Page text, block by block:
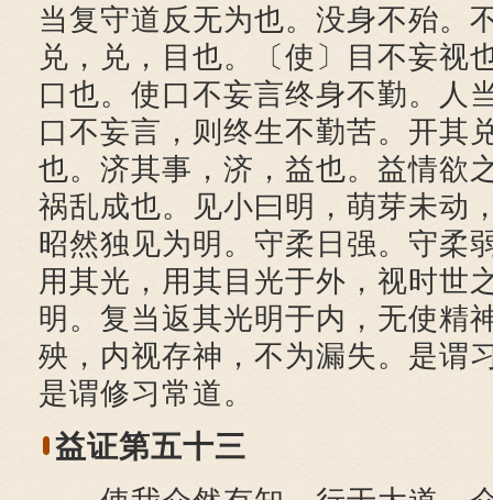
当复守道反无为也。没身不殆。
兑，兑，目也。〔使〕目不妄视
口也。使口不妄言终身不勤。人
口不妄言，则终生不勤苦。开其
也。济其事，济，益也。益情欲
祸乱成也。见小曰明，萌芽未动
昭然独见为明。守柔日强。守柔
用其光，用其目光于外，视时世
明。复当返其光明于内，无使精
殃，内视存神，不为漏失。是谓
是谓修习常道。
益证第五十三